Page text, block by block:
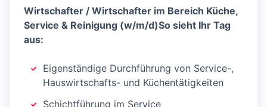
Wirtschafter / Wirtschafter im Bereich Küche,
Service & Reinigung (w/m/d)So sieht Ihr Tag
aus:
Eigenständige Durchführung von Service-,
Hauswirtschafts- und Küchentätigkeiten
Schichtführung im Service